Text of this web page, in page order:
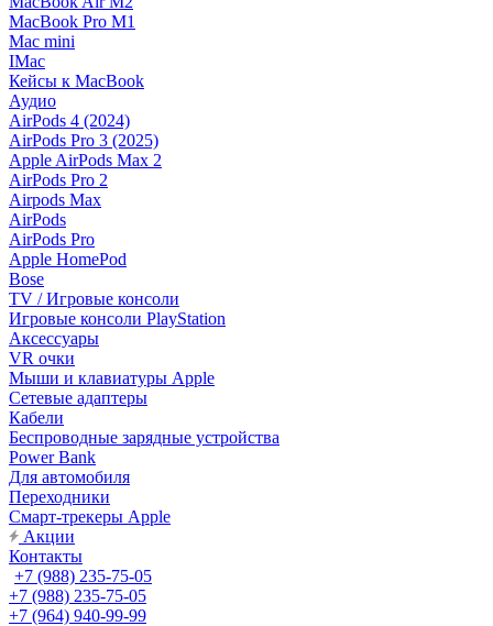
MacBook Pro M1
Mac mini
IMac
Кейсы к MacBook
Аудио
AirPods 4 (2024)
AirPods Pro 3 (2025)
Apple AirPods Max 2
AirPods Pro 2
Airpods Max
AirPods
AirPods Pro
Apple HomePod
Bose
TV / Игровые консоли
Игровые консоли PlayStation
Аксессуары
VR очки
Мыши и клавиатуры Apple
Сетевые адаптеры
Кабели
Беспроводные зарядные устройства
Power Bank
Для автомобиля
Переходники
Смарт-трекеры Apple
Акции
Контакты
+7 (988) 235-75-05
+7 (988) 235-75-05
+7 (964) 940-99-99